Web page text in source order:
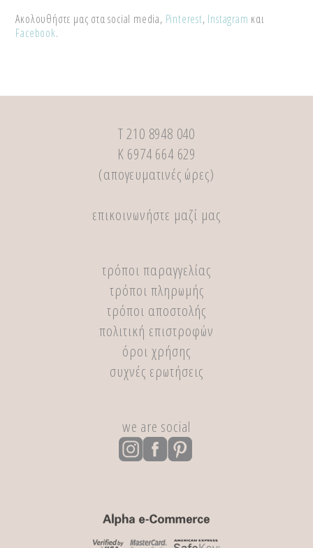
Ακολουθήστε μας στα social media, Pinterest, Instagram και
Facebook.
Τ 210 8948 040
Κ 6974 664 629
(απογευματινές ώρες)
επικοινωνήστε μαζί μας
τρόποι παραγγελίας
τρόποι πληρωμής
τρόποι αποστολής
πολιτική επιστροφών
όροι χρήσης
συχνές ερωτήσεις
we are social